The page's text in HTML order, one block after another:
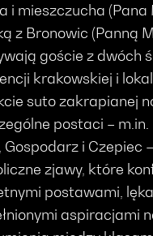
i mieszczucha (Pana
z Bronowic (Panną
goście z dwóch
krakowskiej i
suto zakrapianej
postaci – m.in.
Gospodarz i Czepiec
zjawy, które
postawami,
aspiracjami